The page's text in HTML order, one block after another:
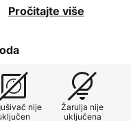
poglede i obogaćuje
prigušivačem za
grlom E27, ovo
stoga je svestrani
Lady D iz Karmana
daje ekskluzivan štih.
Pročitajte više
nije
Žarulja nije
uključena